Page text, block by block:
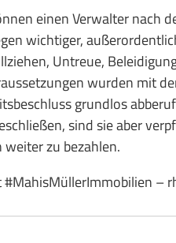
einen Verwalter nach
wichtiger,
Untreue,
wurden mit
grundlos
sind sie aber
zu bezahlen.
–